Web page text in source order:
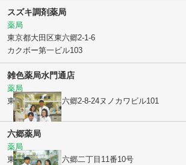
スズキ調剤薬局
薬局
東京都大田区東六郷2-1-6
カクボー第一ビル103
雑色薬局水門通店
薬局
東京都大田区東六郷2-8-24ヌノカワビル101
六郷薬局
薬局
東京都大田区東六郷二丁目11番10号